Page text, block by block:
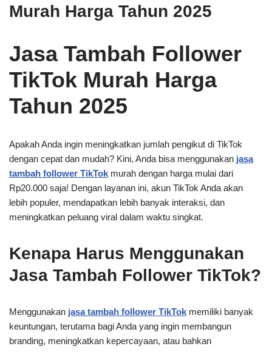
Murah Harga Tahun 2025
Jasa Tambah Follower
TikTok Murah Harga
Tahun 2025
Apakah Anda ingin meningkatkan jumlah pengikut di TikTok
dengan cepat dan mudah? Kini, Anda bisa menggunakan jasa
tambah follower TikTok murah dengan harga mulai dari
Rp20.000 saja! Dengan layanan ini, akun TikTok Anda akan
lebih populer, mendapatkan lebih banyak interaksi, dan
meningkatkan peluang viral dalam waktu singkat.
Kenapa Harus Menggunakan
Jasa Tambah Follower TikTok?
Menggunakan jasa tambah follower TikTok memiliki banyak
keuntungan, terutama bagi Anda yang ingin membangun
branding, meningkatkan kepercayaan, atau bahkan